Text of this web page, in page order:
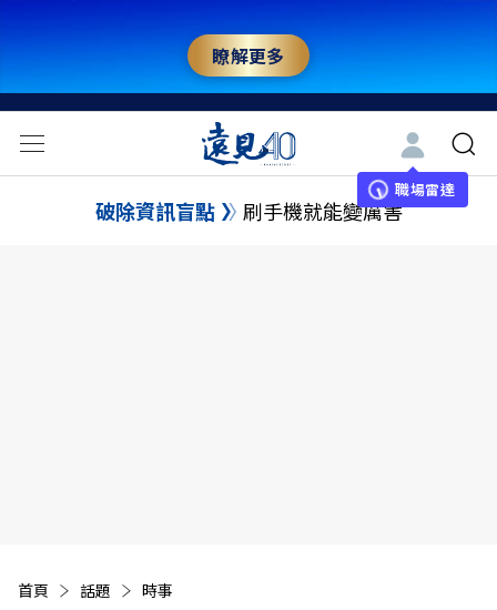
瞭解更多
職場雷達
破除資訊盲點 刷手機就能變厲害
首頁 話題 時事